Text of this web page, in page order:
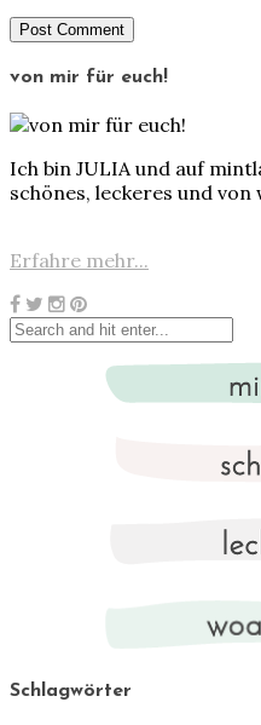
von mir für euch!
Ich bin JULIA und auf
schönes, leckeres und
Erfahre mehr...
Schlagwörter